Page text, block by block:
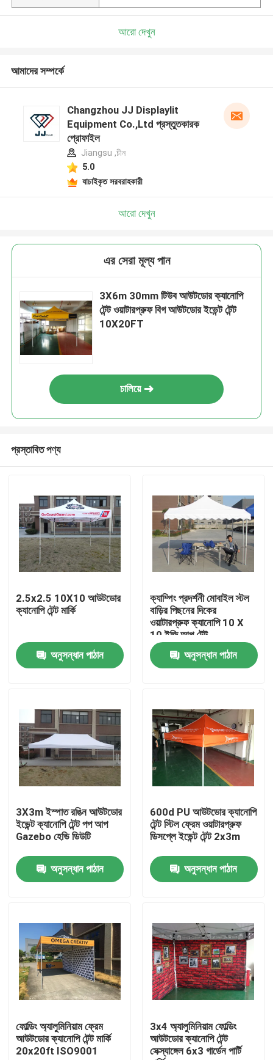
পণ্য
ভিডিও
আমাদের সম্পর্কে
কারখানা ভ্রমণ
আমাদের সাথে যোগাযোগ করুন
খবর
ট্রেড শো প্রদর্শনী প্রদর্শন
আরো দেখুন
আমাদের সম্পর্কে
Changzhou JJ Displaylit
Equipment Co.,Ltd প্রস্তুতকারক
প্রোফাইল
Jiangsu ,চীন
5.0
যাচাইকৃত সরবরাহকারী
আরো দেখুন
এর সেরা মূল্য পান
3X6m 30mm টিউব আউটডোর ক্যানোপি
টেন্ট ওয়াটারপ্রুফ বিগ আউটডোর ইভেন্ট টেন্ট
10X20FT
চালিয়ে
প্রস্তাবিত পণ্য
2.5x2.5 10X10 আউটডোর
ক্যানোপি টেন্ট মার্কি
অনুসন্ধান পাঠান
ক্যাম্পিং প্রদর্শনী মোবাইল স্টল
বাড়ির পিছনের দিকের
ওয়াটারপ্রুফ ক্যানোপি 10 X
10 ইজি আপ টেন্ট
অনুসন্ধান পাঠান
3X3m ইস্পাত রঙিন আউটডোর
ইভেন্ট ক্যানোপি টেন্ট পপ আপ
Gazebo হেভি ডিউটি
অনুসন্ধান পাঠান
600d PU আউটডোর ক্যানোপি
টেন্ট স্টিল ফ্রেম ওয়াটারপ্রুফ
ডিসপ্লে ইভেন্ট টেন্ট 2x3m
অনুসন্ধান পাঠান
ফোল্ডিং অ্যালুমিনিয়াম ফ্রেম
আউটডোর ক্যানোপি টেন্ট মার্কি
20x20ft ISO9001
3x4 অ্যালুমিনিয়াম ফোল্ডিং
আউটডোর ক্যানোপি টেন্ট
সেক্স্যাঙ্গেল 6x3 গার্ডেন পার্টি